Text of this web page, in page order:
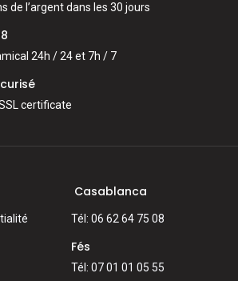
de l’argent dans les 30 jours
24h / 24 et 7h / 7
сertificate
Casablanca
Tél: 06 62 64 75 08
Fés
Tél: 07 01 01 05 55